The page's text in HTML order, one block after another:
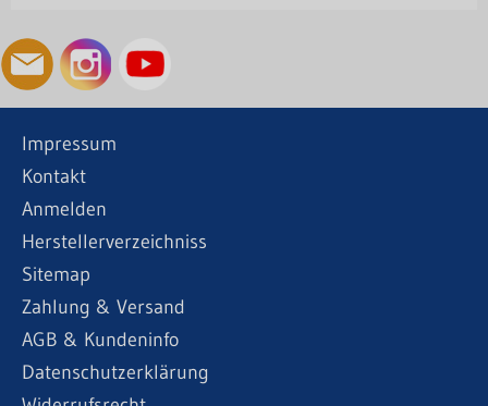
Impressum
Kontakt
Anmelden
Herstellerverzeichniss
Sitemap
Zahlung & Versand
AGB & Kundeninfo
Datenschutzerklärung